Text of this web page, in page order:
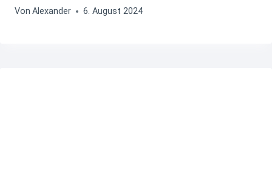
Von Alexander 6. August 2024